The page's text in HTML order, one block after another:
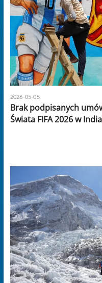
2026-05-05
Brak podpisanych
Świata FIFA 2026 w